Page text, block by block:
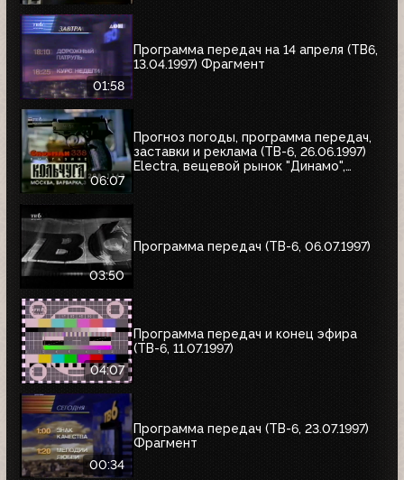
01:58
Программа передач на 14 апреля (ТВ6,
13.04.1997) Фрагмент
06:07
Прогноз погоды, программа передач,
заставки и реклама (ТВ-6, 26.06.1997)
Electra, вещевой рынок "Динамо",
03:50
Программа передач (ТВ-6, 06.07.1997)
04:07
Программа передач и конец эфира
(ТВ-6, 11.07.1997)
00:34
Программа передач (ТВ-6, 23.07.1997)
Фрагмент